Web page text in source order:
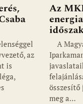
az
is
Az
A
meg a…